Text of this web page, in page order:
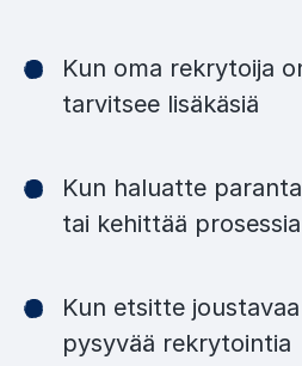
Kun oma rekrytoija
tarvitsee lisäkäsiä
Kun haluatte
tai kehittää prosessia
Kun etsitte
pysyvää rekrytointia